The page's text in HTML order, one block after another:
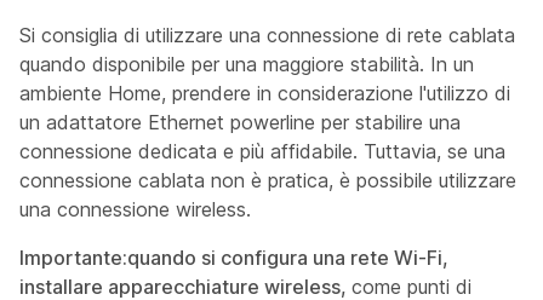
Si consiglia di utilizzare una connessione di rete cablata
quando disponibile per una maggiore stabilità. In un
ambiente Home, prendere in considerazione l'utilizzo di
un adattatore Ethernet powerline per stabilire una
connessione dedicata e più affidabile. Tuttavia, se una
connessione cablata non è pratica, è possibile utilizzare
una connessione wireless.
Importante:quando si configura una rete Wi-Fi,
installare apparecchiature wireless, come punti di